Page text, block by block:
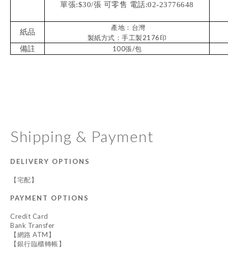
單張:$30/張 可零售 電話:02-23776648
紙品
產地：台灣
製紙方式：手工製2176印
備註
100張/包
Shipping & Payment
DELIVERY OPTIONS
【宅配】
PAYMENT OPTIONS
Credit Card
Bank Transfer
【網路 ATM】
【銀行臨櫃轉帳】